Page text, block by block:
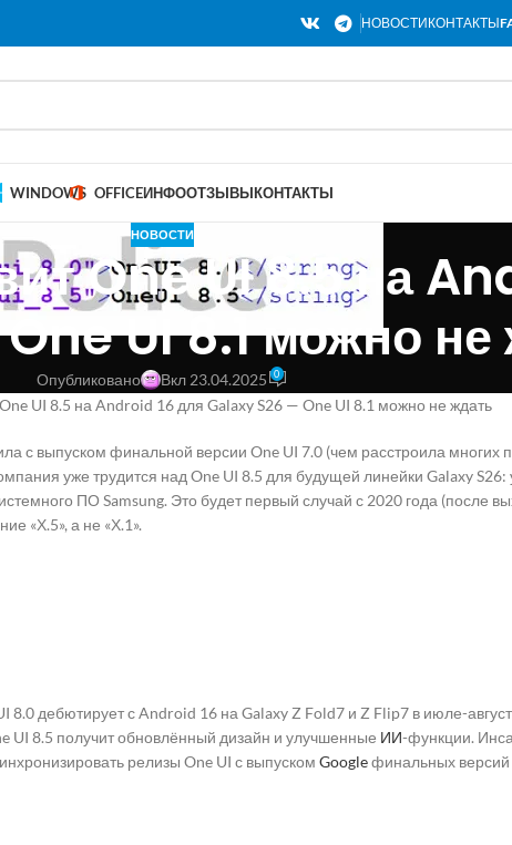
НОВОСТИКОНТАКТЫ
WINDOWS OFFICEИНФООТЗЫВЫКОНТАКТЫ
НОВОСТИ
One UI 8.5 на
UI 8.1 можно
Опубликовано Вкл 23.04.2025 0
One UI 8.5 на Android 16 для Galaxy S26 — One UI 8.1 можно не ждать
с выпуском финальной версии One UI 7.0 (чем расстроила многих
уже трудится над One UI 8.5 для будущей линейки Galaxy
ПО Samsung. Это будет первый случай с 2020 года (после
«Х.5», а не «Х.1».
8.0 дебютирует с Android 16 на Galaxy Z Fold7 и Z Flip7 в июле-
UI 8.5 получит обновлённый дизайн и улучшенные ИИ-функции.
релизы One UI с выпускомGoogleфинальных